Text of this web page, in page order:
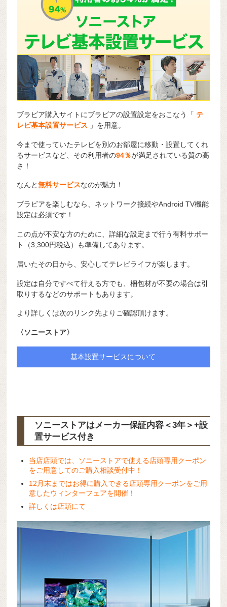
ブラビア購入サイトにブラビアの設置設定をおこなう「 テ
レビ基本設置サービス 」を用意。
今まで使っていたテレビを別のお部屋に移動・設置してくれ
るサービスなど、その利用者の94％が満足されている質の高
さ！
なんと無料サービスなのが魅力！
ブラビアを楽しむなら、ネットワーク接続やAndroid TV機能
設定は必須です！
この点が不安な方のために、詳細な設定まで行う有料サポー
ト（3,300円税込）も準備してあります。
届いたその日から、安心してテレビライフが楽します。
設定は自分ですべて行える方でも、梱包材が不要の場合は引
取りするなどのサポートもあります。
より詳しくは次のリンク先よりご確認頂けます。
〈ソニーストア〉
基本設置サービスについて
ソニーストアはメーカー保証内容 ＜3年＞+設
置サービス付き
当店店頭では、ソニーストアで使える店頭専用クーポン
をご用意してのご購入相談受付中！
12月末まではお得に購入できる店頭専用クーポンをご用
意したウィンターフェアを開催！
詳しくは店頭にて